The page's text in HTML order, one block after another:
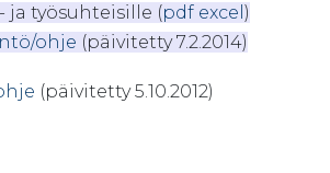
ja työsuhteisille (pdf excel )
ohje (päivitetty 7.2.2014)
(päivitetty 5.10.2012)